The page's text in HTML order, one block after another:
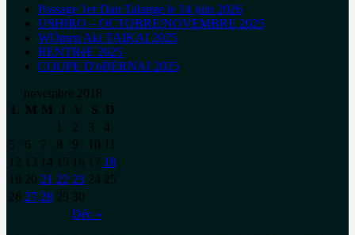
Passage 1er Dan Talange le 14 juin 2026
USHIRO – OCTOBRE/NOVEMBRE 2025
WOmen Aki TAIKAI 2025
RENTRéE 2025
COUPE D'oBERNAI 2025
novembre 2018
L
M M J V S D
Déc »
2 3
4
5
6 7 8 9 10
12
13 14 15 16 17 18
19 20 21 22 23 24 25
26 27 28 29 30